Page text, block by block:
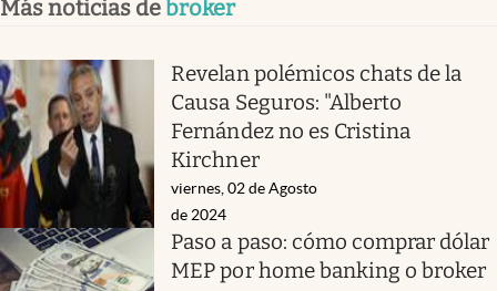
Más noticias debroker
Revelan polémicos chats de la
Causa Seguros: "Alberto
Fernández no es Cristina
Kirchner
viernes, 02 de Agosto
de 2024
Paso a paso: cómo comprar dólar
MEP por home banking o broker